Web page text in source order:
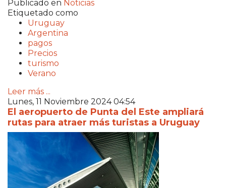
Publicado en Noticias
Etiquetado como
Uruguay
Argentina
pagos
Precios
turismo
Verano
Leer más ...
Lunes, 11 Noviembre 2024 04:54
El aeropuerto de Punta del Este ampliará
rutas para atraer más turistas a Uruguay